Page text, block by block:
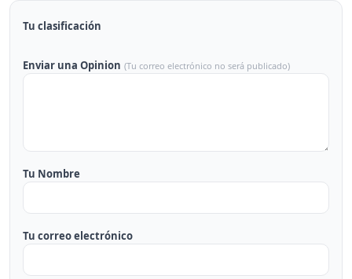
Tu clasificación
Enviar una Opinion (Tu correo electrónico no será publicado)
Tu Nombre
Tu correo electrónico